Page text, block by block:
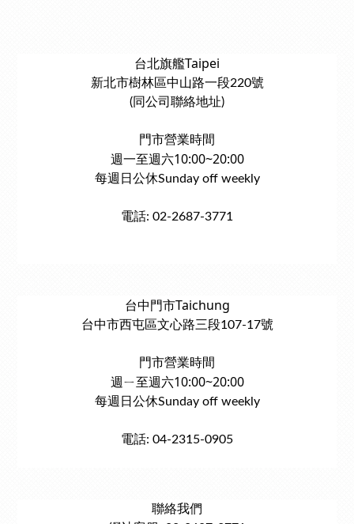
台北旗艦Taipei
新北市樹林區中山路一段220號
(同公司聯絡地址)
門市營業時間
週一至週六10:00~20:00
每週日公休Sunday off weekly
電話: 02-2687-3771
台中門市Taichung
台中市西屯區文心路三段107-17號
門市營業時間
週ㄧ至週六10:00~20:00
每週日公休Sunday off weekly
電話: 04-2315-0905
聯絡我們